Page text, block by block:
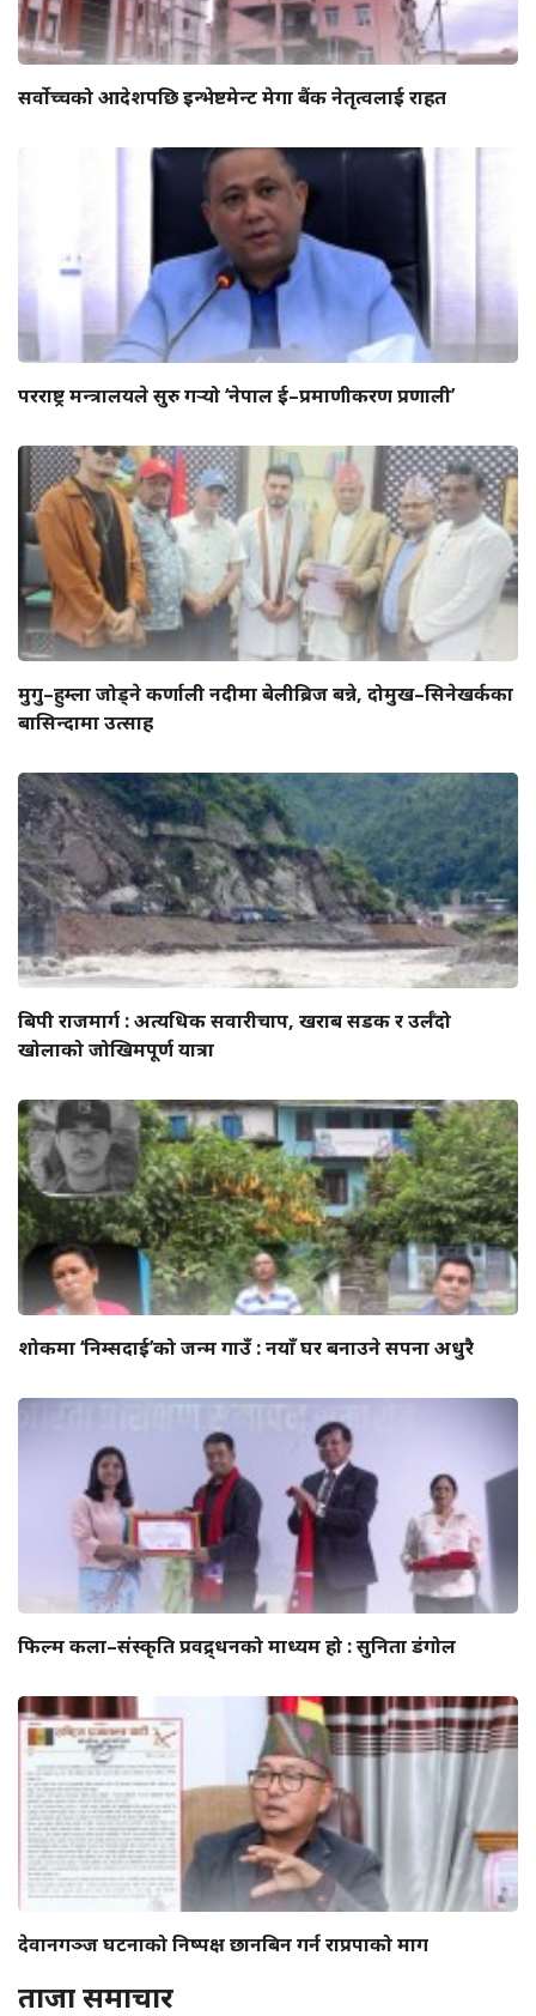
सर्वोच्चको आदेशपछि इन्भेष्टमेन्ट मेगा बैंक नेतृत्वलाई राहत
परराष्ट्र मन्त्रालयले सुरु गर्‍यो ‘नेपाल ई–प्रमाणीकरण प्रणाली’
मुगु–हुम्ला जोड्ने कर्णाली नदीमा बेलीब्रिज बन्ने, दोमुख–सिनेखर्कका
बासिन्दामा उत्साह
बिपी राजमार्ग : अत्यधिक सवारीचाप, खराब सडक र उर्लँदो
खोलाको जोखिमपूर्ण यात्रा
शोकमा ‘निम्सदाई’को जन्म गाउँ : नयाँ घर बनाउने सपना अधुरै
फिल्म कला–संस्कृति प्रवद्र्धनको माध्यम हो : सुनिता डंगोल
देवानगञ्ज घटनाको निष्पक्ष छानबिन गर्न राप्रपाको माग
ताजा समाचार